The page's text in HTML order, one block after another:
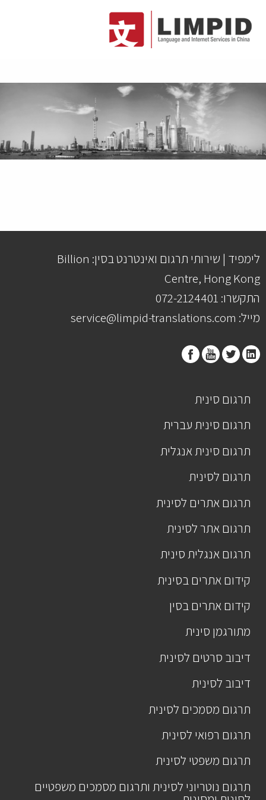
לימפיד | שירותי תרגום ואינטרנט בסין: Billion
Centre, Hong Kong
התקשרו: 072-2124401
מייל: service@limpid-translations.com
תרגום סינית
תרגום סינית עברית
תרגום סינית אנגלית
תרגום לסינית
תרגום אתרים לסינית
תרגום אתר לסינית
תרגום אנגלית סינית
קידום אתרים בסינית
קידום אתרים בסין
מתורגמן סינית
דיבוב סרטים לסינית
דיבוב לסינית
תרגום מסמכים לסינית
תרגום רפואי לסינית
תרגום משפטי לסינית
תרגום נוטריוני לסינית ותרגום מסמכים משפטיים